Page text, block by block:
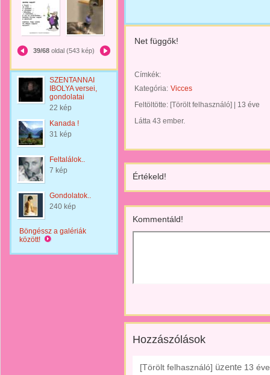
39/68 oldal (543 kép)
SZENTANNAI
IBOLYA versei,
gondolatai
22 kép
Kanada !
31 kép
Feltalálok..
7 kép
Gondolatok..
240 kép
Böngéssz a galériák
között!
Net függők!
Címkék:
Kategória: Vicces
Feltöltötte: [Törölt felhasználó]
13 éve
Látta 43 ember.
Értékeld!
Kommentáld!
Hozzászólások
[Törölt felhasználó] üzente 13 éve